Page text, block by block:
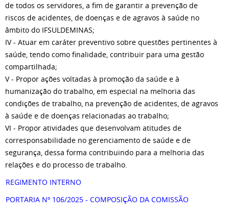
de todos os servidores, a fim de garantir a prevenção de
riscos de acidentes, de doenças e de agravos à saúde no
âmbito do IFSULDEMINAS;
IV - Atuar em caráter preventivo sobre questões pertinentes à
saúde, tendo como finalidade, contribuir para uma gestão
compartilhada;
V - Propor ações voltadas à promoção da saúde e à
humanização do trabalho, em especial na melhoria das
condições de trabalho, na prevenção de acidentes, de agravos
à saúde e de doenças relacionadas ao trabalho;
VI - Propor atividades que desenvolvam atitudes de
corresponsabilidade no gerenciamento de saúde e de
segurança, dessa forma contribuindo para a melhoria das
relações e do processo de trabalho.
REGIMENTO INTERNO
PORTARIA Nº 106/2025 - COMPOSIÇÃO DA COMISSÃO